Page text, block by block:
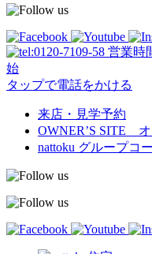
営業時
始
タップで電話をかける
来店・見学予約
OWNER’S SITE
nattoku グループコ